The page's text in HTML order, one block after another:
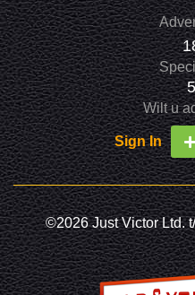
Wilt u
Sign In
©2026 Just Victor Ltd.